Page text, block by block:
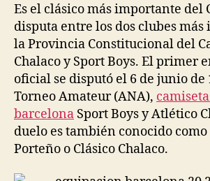
Es el clásico más importante del
disputa entre los dos clubes
la Provincia Constitucional del
Chalaco y Sport Boys. El primer
oficial se disputó el 6 de junio de
Torneo Amateur (ANA),
barcelona Sport Boys y Atlético
duelo es también conocido como
Porteño o Clásico Chalaco.